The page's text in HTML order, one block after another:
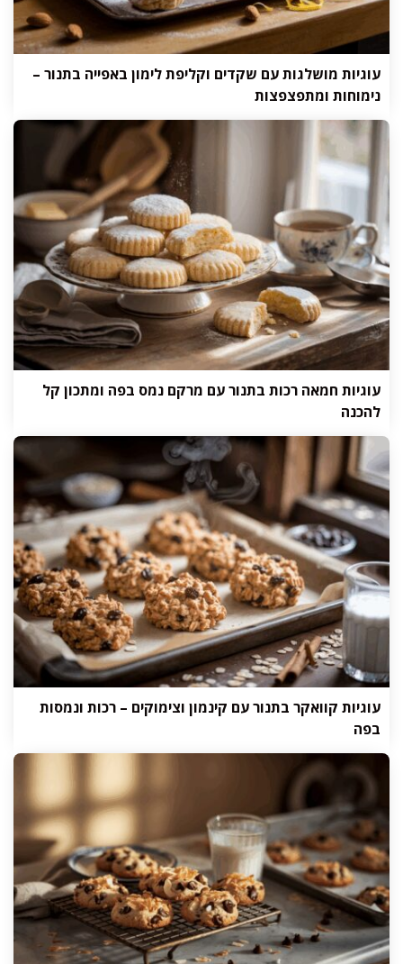
עוגיות מושלגות עם שקדים וקליפת לימון באפייה בתנור –
נימוחות ומתפצפצות
עוגיות חמאה רכות בתנור עם מרקם נמס בפה ומתכון קל
להכנה
עוגיות קוואקר בתנור עם קינמון וצימוקים – רכות ונמסות
בפה